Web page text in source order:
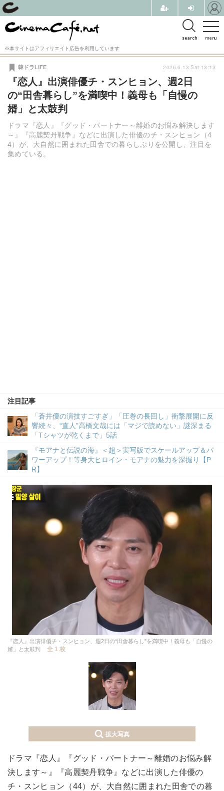
menu
search
※本サイトはアフィリエイト広告を利用しています
『恋人』出演俳優チ・スンヒョン、週2日
の“田舎暮らし”を満喫中！義母も「自慢の
婿」と太鼓判
ドラマ『恋人』『グッド・パートナー～離婚のお悩み解決します
～』『高麗契丹戦争』などに出演した俳優のチ・スンヒョン（4
4）が、大自然に囲まれた田舎での暮らしぶりを公開し、注目を
集めている。
韓ドラLIFE
注目記事
「蒼井優の演技すごすぎ」「圧巻の長回し」衝撃展開に反
響続々、“直人”高橋文哉には「マジで読めない」謎深まる
「Tシャツが乾くまで」5話
『モアナと伝説の海』＜超＞実写版でスケールアップ＆パ
ワーアップ！等身大ヒロイン・モアナの魅力を深掘り【P
R】
2026.6.13 Sat 13:13
『恋人』出演俳優チ・スンヒョン、週2日の“田舎暮らし”を満喫中！義母も「自慢の
婿」と太鼓判
全 1 枚
拡大写真
ドラマ『恋人』『グッド・パートナー～離婚のお悩み解
決します～』『高麗契丹戦争』などに出演した俳優の
チ・スンヒョン（44）が、大自然に囲まれた田舎での暮